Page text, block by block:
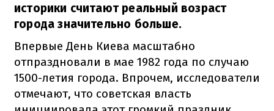
историки считают реальный возраст
города значительно больше.
Впервые День Киева масштабно
отпраздновали в мае 1982 года по случаю
1500-летия города. Впрочем, исследователи
отмечают, что советская власть